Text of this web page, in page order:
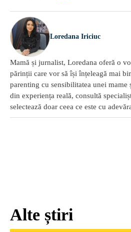
Loredana Iriciuc
Mamă și jurnalist, Loredana oferă o
părinții care vor să își înțeleagă mai
parenting cu sensibilitatea unei
din experiența reală, consultă
selectează doar ceea ce este cu
Alte știri